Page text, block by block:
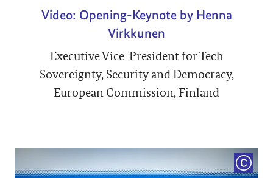
Video: Opening-Keynote by Henna
Virkkunen
Executive Vice-President for Tech
Sovereignty, Security and Democracy,
European Commission, Finland